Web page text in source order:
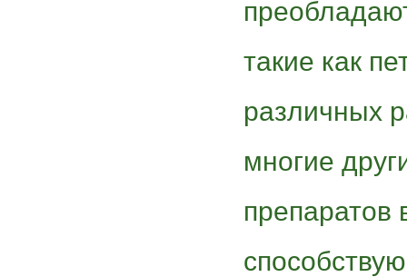
такие как
различных
многие
препаратов